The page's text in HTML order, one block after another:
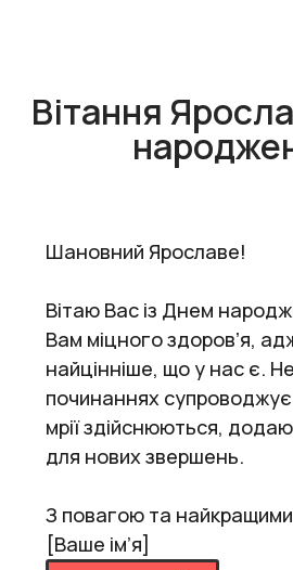
Вітання
Шановний Ярославе!
Вітаю Вас із Днем
Вам міцного здоровʼя,
найцінніше, що у нас є.
починаннях супроводжує
мрії здійснюються,
для нових звершень.
З повагою та
[Ваше ім’я]